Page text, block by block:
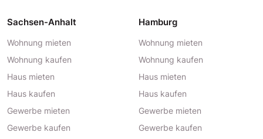
Sachsen-Anhalt
Wohnung mieten
Wohnung kaufen
Haus mieten
Haus kaufen
Gewerbe mieten
Gewerbe kaufen
Hamburg
Wohnung mieten
Wohnung kaufen
Haus mieten
Haus kaufen
Gewerbe mieten
Gewerbe kaufen